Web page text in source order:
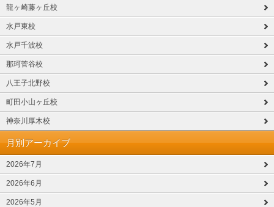
龍ヶ崎藤ヶ丘校
水戸東校
水戸千波校
那珂菅谷校
八王子北野校
町田小山ヶ丘校
神奈川厚木校
月別アーカイブ
2026年7月
2026年6月
2026年5月